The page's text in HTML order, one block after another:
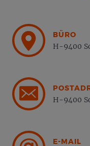
BÜRO
H-9400
H-9400
E-MAIL